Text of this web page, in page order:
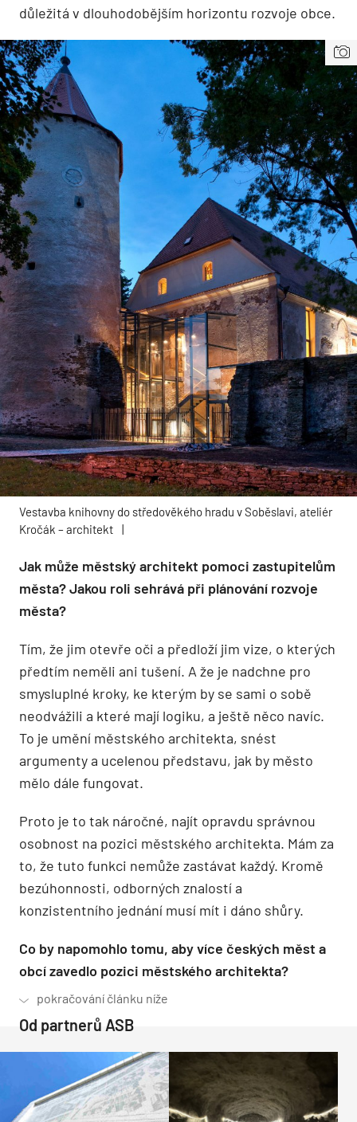
důležitá v dlouhodobějším horizontu rozvoje obce.
Vestavba knihovny do středověkého hradu v Soběslavi, ateliér
Kročák – architekt
|
Jak může městský architekt pomoci zastupitelům
města? Jakou roli sehrává při plánování rozvoje
města?
Tím, že jim otevře oči a předloží jim vize, o kterých
předtím neměli ani tušení. A že je nadchne pro
smysluplné kroky, ke kterým by se sami o sobě
neodvážili a které mají logiku, a ještě něco navíc.
To je umění městského architekta, snést
argumenty a ucelenou představu, jak by město
mělo dále fungovat.
Proto je to tak náročné, najít opravdu správnou
osobnost na pozici městského architekta. Mám za
to, že tuto funkci nemůže zastávat každý. Kromě
bezúhonnosti, odborných znalostí a
konzistentního jednání musí mít i dáno shůry.
Co by napomohlo tomu, aby více českých měst a
obcí zavedlo pozici městského architekta?
Od partnerů ASB